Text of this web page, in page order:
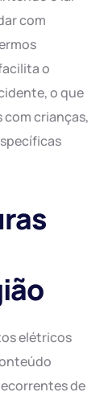
com
o
o que
com crianças,
elétricos
de